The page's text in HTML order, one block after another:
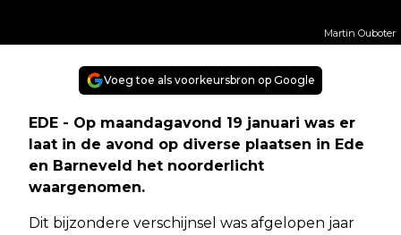
Martin Ouboter
Voeg toe als voorkeursbron op Google
EDE - Op maandagavond 19 januari was er
laat in de avond op diverse plaatsen in Ede
en Barneveld het noorderlicht
waargenomen.
Dit bijzondere verschijnsel was afgelopen jaar